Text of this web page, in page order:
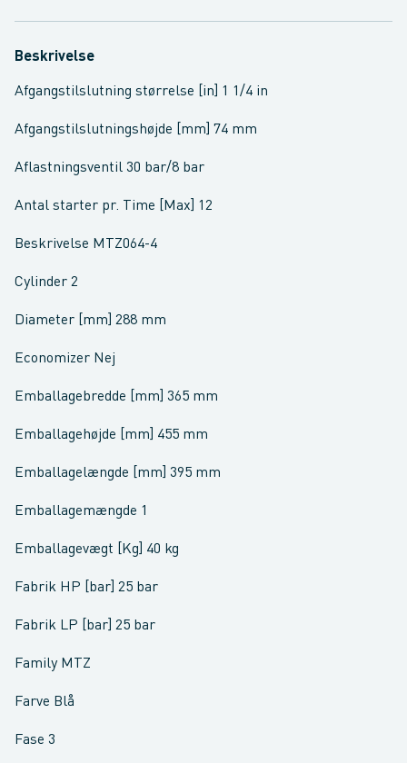
Beskrivelse
Afgangstilslutning størrelse [in] 1 1/4 in
Afgangstilslutningshøjde [mm] 74 mm
Aflastningsventil 30 bar/8 bar
Antal starter pr. Time [Max] 12
Beskrivelse MTZ064-4
Cylinder 2
Diameter [mm] 288 mm
Economizer Nej
Emballagebredde [mm] 365 mm
Emballagehøjde [mm] 455 mm
Emballagelængde [mm] 395 mm
Emballagemængde 1
Emballagevægt [Kg] 40 kg
Fabrik HP [bar] 25 bar
Fabrik LP [bar] 25 bar
Family MTZ
Farve Blå
Fase 3